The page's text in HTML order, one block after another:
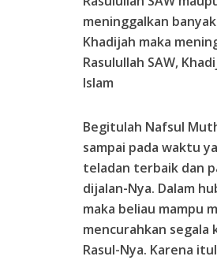
meninggalkan
Khadijah maka
Rasulullah SAW,
Islam
Begitulah Nafsul
sampai pada waktu
teladan terbaik dan
dijalan-Nya. Dalam
maka beliau mampu
mencurahkan segala
Rasul-Nya. Karena